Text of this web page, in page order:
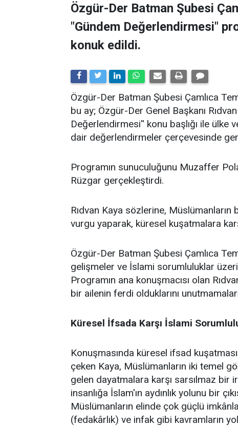
Özgür-Der Batman Şubesi
"Gündem Değerlendirmesi"
konuk edildi.
​Özgür-Der Batman Şubesi Çamlıca
bu ay; Özgür-Der Genel Başkanı
Değerlendirmesi'' konu başlığı ile
dair değerlendirmeler çerçevesinde
Programın sunuculuğunu Muzaffer
Rüzgar gerçekleştirdi.
Rıdvan Kaya sözlerine,
vurgu yaparak, küresel kuşatmalara
Özgür-Der Batman Şubesi Çamlıca
gelişmeler ve İslami sorumluluklar
Programın ana konuşmacısı olan
bir ailenin ferdi olduklarını
Küresel İfsada Karşı İslami
Konuşmasında küresel ifsad
çeken Kaya, Müslümanların iki temel
gelen dayatmalara karşı sarsılmaz bir
insanlığa İslam'ın aydınlık yolunu bir
Müslümanların elinde çok güçlü
(fedakârlık) ve infak gibi kavramların